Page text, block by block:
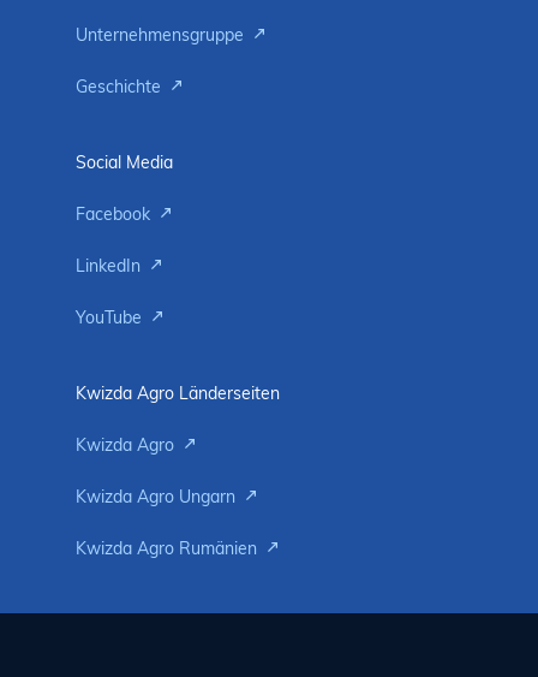
Unternehmensgruppe
Geschichte
Social Media
Facebook
LinkedIn
YouTube
Kwizda Agro Länderseiten
Kwizda Agro
Kwizda Agro Ungarn
Kwizda Agro Rumänien